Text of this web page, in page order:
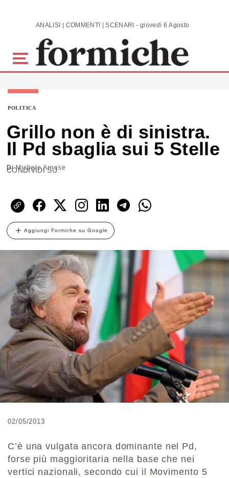
Skip to main content ANALISI | COMMENTI | SCENARI - giovedì 6 Agosto 2026
POLITICA
Grillo non è di sinistra.
Il Pd sbaglia sui 5 Stelle
DiMichele Arnese
CONDIVIDI SU:
Aggiungi Formiche su Google
02/05/2013
C’è una vulgata ancora dominante nel Pd,
forse più maggioritaria nella base che nei
vertici nazionali, secondo cui il Movimento 5